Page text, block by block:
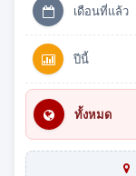
เดือนที่แล้ว
ปีนี้
ทั้งหมด